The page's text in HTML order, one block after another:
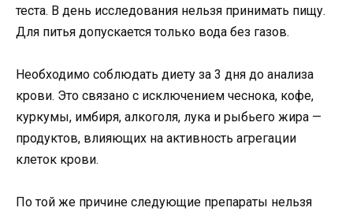
теста. В день исследования нельзя принимать пищу.
Для питья допускается только вода без газов.
Необходимо соблюдать диету за 3 дня до анализа
крови. Это связано с исключением чеснока, кофе,
куркумы, имбиря, алкоголя, лука и рыбьего жира —
продуктов, влияющих на активность агрегации
клеток крови.
По той же причине следующие препараты нельзя